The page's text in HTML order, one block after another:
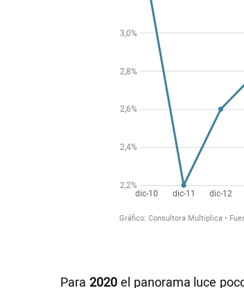
Para 2020el panorama luce